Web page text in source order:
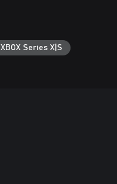
XBOX Series X|S